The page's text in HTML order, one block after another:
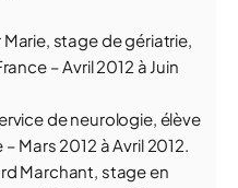
stage de gériatrie,
– Avril 2012 à Juin
de neurologie, élève
Mars 2012 à Avril 2012.
Marchant, stage en